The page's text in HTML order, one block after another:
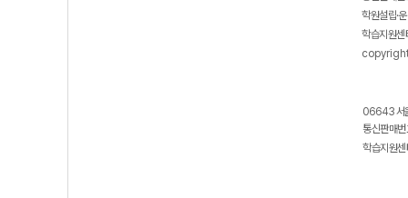
학원설립·
학습지원
06643 서
통신판매
학습지원